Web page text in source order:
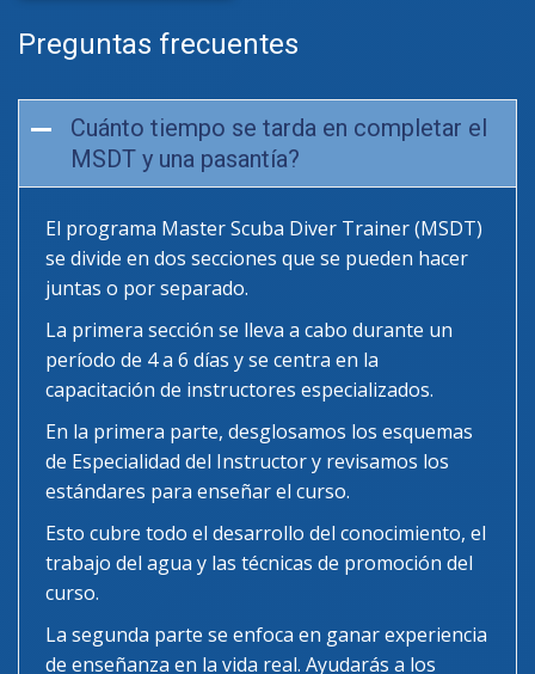
Preguntas frecuentes
Cuánto tiempo se tarda en completar el
MSDT y una pasantía?
El programa Master Scuba Diver Trainer (MSDT)
se divide en dos secciones que se pueden hacer
juntas o por separado.
La primera sección se lleva a cabo durante un
período de 4 a 6 días y se centra en la
capacitación de instructores especializados.
En la primera parte, desglosamos los esquemas
de Especialidad del Instructor y revisamos los
estándares para enseñar el curso.
Esto cubre todo el desarrollo del conocimiento, el
trabajo del agua y las técnicas de promoción del
curso.
La segunda parte se enfoca en ganar experiencia
de enseñanza en la vida real. Ayudarás a los